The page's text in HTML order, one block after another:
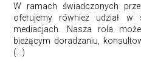
W ramach świadczonych
oferujemy również udział w
mediacjach. Nasza rola
bieżącym doradzaniu,
(...)